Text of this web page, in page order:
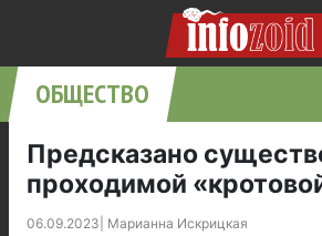
ОБЩЕСТВО
Предсказано
проходимой
06.09.2023 Марианна Искрицкая